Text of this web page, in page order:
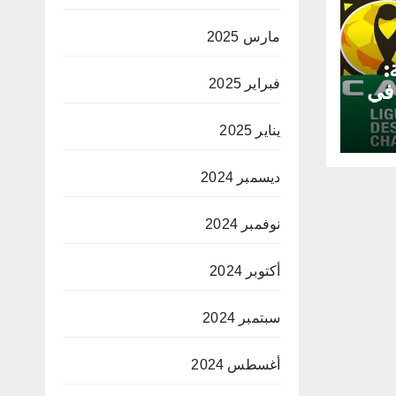
في
مارس 2025
فبراير 2025
يناير 2025
ديسمبر 2024
نوفمبر 2024
أكتوبر 2024
سبتمبر 2024
أغسطس 2024